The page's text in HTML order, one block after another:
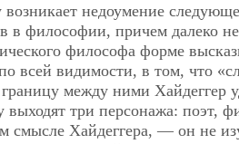
возникает недоумение
в философии, причем далеко
философа форме
всей видимости, в том, что
между ними Хайдеггер
выходят три персонажа: поэт,
смысле Хайдеггера, — он не